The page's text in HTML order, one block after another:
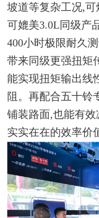
坡道等复杂工况,
可媲美3.0L同级产
400小时极限耐久
带来同级更强扭矩
能实现扭矩输出线
阻。再配合五十铃
铺装路面,也能有
实实在在的效率价